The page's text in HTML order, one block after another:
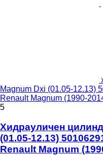
Magnum Dxi (01.05-12.13)
Renault Magnum (1990-
5
Хидрауличен
(01.05-12.13)
Renault Magnum